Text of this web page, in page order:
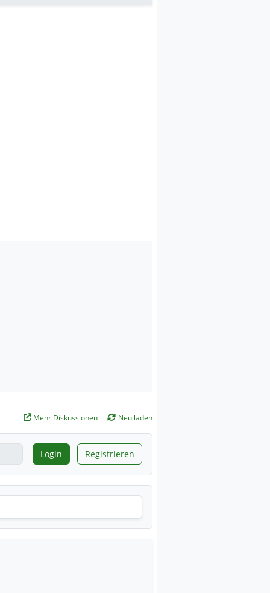
Mehr Diskussionen Neu laden
Login Registrieren